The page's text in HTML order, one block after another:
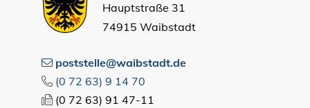
Hauptstraße 31
74915 Waibstadt
poststelle@waibstadt.de
(0 72 63) 9 14 70
(0 72 63) 91 47-11